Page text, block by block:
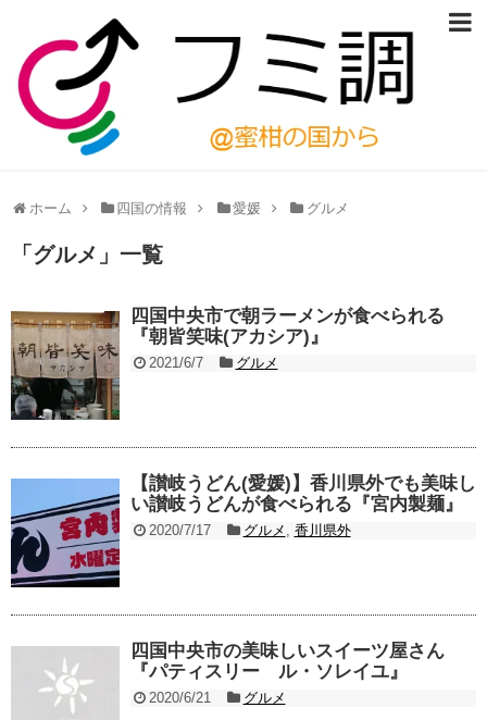
ホーム 四国の情報 愛媛 グルメ
「 グルメ 」 一覧
四国中央市で朝ラーメンが食べられる
『朝皆笑味(アカシア)』
2021/6/7 グルメ
【讃岐うどん(愛媛)】香川県外でも美味し
い讃岐うどんが食べられる『宮内製麺』
2020/7/17 グルメ 香川県外
四国中央市の美味しいスイーツ屋さん
『パティスリー ル・ソレイユ』
2020/6/21 グルメ